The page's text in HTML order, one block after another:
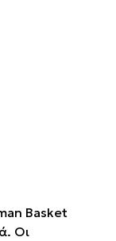
Basket
Οι